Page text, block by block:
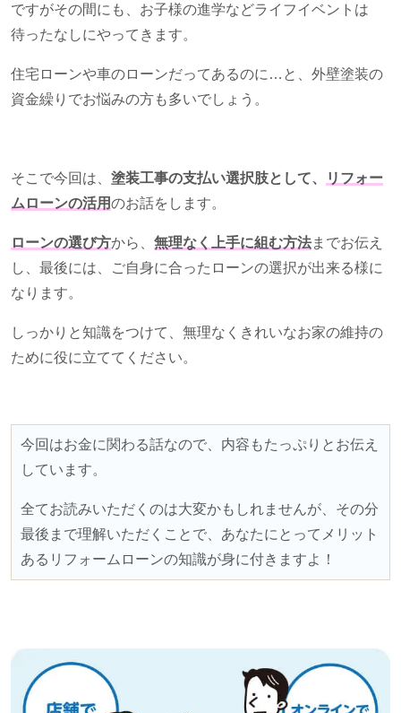
ですがその間にも、お子様の進学などライフイベントは
待ったなしにやってきます。
住宅ローンや車のローンだってあるのに…と、外壁塗装の
資金繰りでお悩みの方も多いでしょう。
そこで今回は、 塗装工事の支払い選択肢として、
リフォー
ムローンの活用のお話をします。
ローンの選び方から、 無理なく上手に組む方法までお伝え
し、最後には、ご自身に合ったローンの選択が出来る様に
なります。
しっかりと知識をつけて、無理なくきれいなお家の維持の
ために役に立ててください。
今回はお金に関わる話なので、内容もたっぷりとお伝え
しています。
全てお読みいただくのは大変かもしれませんが、その分
最後まで理解いただくことで、あなたにとってメリット
あるリフォームローンの知識が身に付きますよ！